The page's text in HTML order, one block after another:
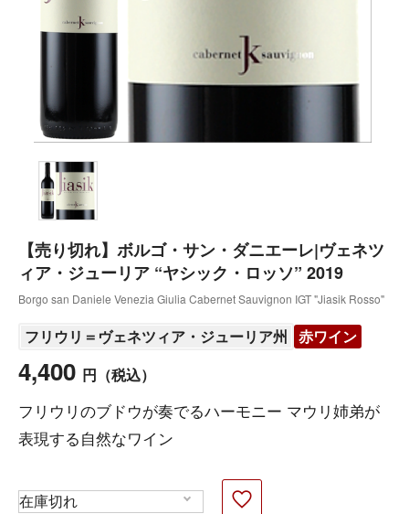
【売り切れ】ボルゴ・サン・ダニエーレ|ヴェネツ
ィア・ジューリア “ヤシック・ロッソ” 2019
Borgo san Daniele Venezia Giulia Cabernet Sauvignon IGT "Jiasik Rosso"
フリウリ＝ヴェネツィア・ジューリア州 赤ワイン
4,400 円 （税込）
フリウリのブドウが奏でるハーモニー マウリ姉弟が
表現する自然なワイン